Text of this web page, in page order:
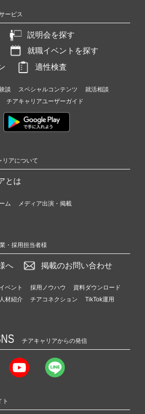
ービス
説明会を探す
就職イベントを探す
適性検査
談 スペシャルコンテンツ
就活相談
チアキャリアユーザーガイド
リアについて
とは
ム
メディア出演・掲載
・採用担当者様
へ 掲載のお問い合わせ
ベント 採用ノウハウ
資料ダウンロード
人材紹介 チアコネクション
TikTok運用
チアキャリアからの発信
ト